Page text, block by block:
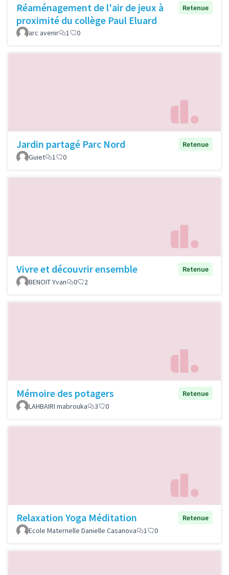
Réaménagement de l'air de jeux à
proximité du collège Paul Eluard
Retenue
arc avenir 1 0
Jardin partagé Parc Nord
Retenue
Guiet
1 0
Vivre et découvrir ensemble
Retenue
BENOIT Yvan
0 2
Mémoire des potagers
Retenue
LAHBAIRI mabrouka
3 0
Relaxation Yoga Méditation
Retenue
Ecole Maternelle Danielle Casanova
1 0